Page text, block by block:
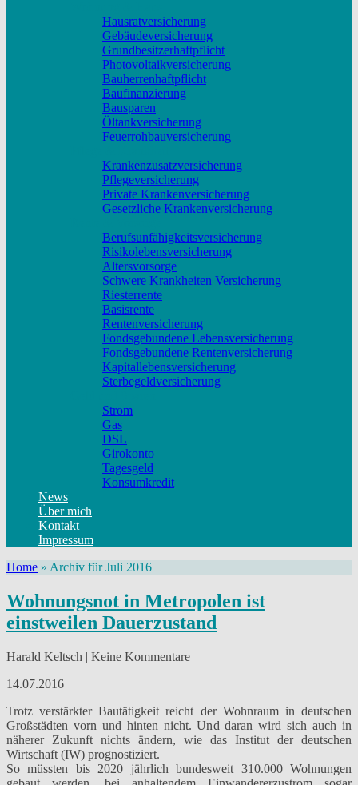
Hausratversicherung
Gebäudeversicherung
Grundbesitzerhaftpflicht
Photovoltaikversicherung
Bauherrenhaftpflicht
Baufinanzierung
Bausparen
Öltankversicherung
Feuerrohbauversicherung
Krankenzusatzversicherung
Pflegeversicherung
Private Krankenversicherung
Gesetzliche Krankenversicherung
Berufs­unfähigkeitsversicherung
Risikolebensversicherung
Altersvorsorge
Schwere Krankheiten Versicherung
Riesterrente
Basisrente
Rentenversicherung
Fondsgebundene Lebensversicherung
Fondsgebundene Rentenversicherung
Kapitallebensversicherung
Sterbegeldversicherung
Strom
Gas
DSL
Girokonto
Tagesgeld
Konsumkredit
News
Über mich
Kontakt
Impressum
Home » Archiv für Juli 2016
Wohnungsnot in Metropolen ist
einstweilen Dauerzustand
Harald Keltsch | Keine Kommentare
14.07.2016
Trotz verstärkter Bautätigkeit reicht der Wohnraum in deutschen
Großstädten vorn und hinten nicht. Und daran wird sich auch in
näherer Zukunft nichts ändern, wie das Institut der deutschen
Wirtschaft (IW) prognostiziert.
So müssten bis 2020 jährlich bundesweit 310.000 Wohnungen